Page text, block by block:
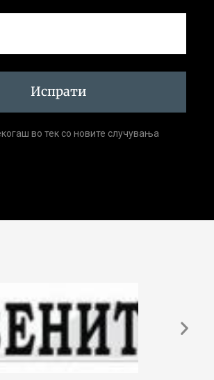
Испрати
во тек со новите случувања